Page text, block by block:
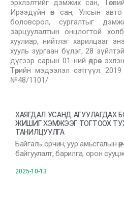
эрхлэлтийг дэмжих сан,
Ирээдүйн өв сан, Улсын
боловсрол, сургалтыг
зарцуулалтын онцлогтой
хуулиар, нийтлэг харилцааг
хууль зургаан бүлэг, 28
дүгээр сарын 01-ний өдрөөс
Төрийн мэдээлэл сэтгүүл.
№48/1101/
ХАЯГДАЛ УСАНД АГУУЛАГДАХ
ЖИШИГ ХЭМЖЭЭГ ТОГТООХ
ТАНИЛЦУУЛГА
Байгаль орчин, уур амьсгалын
байгуулалт, барилга, орон
2025-10-13